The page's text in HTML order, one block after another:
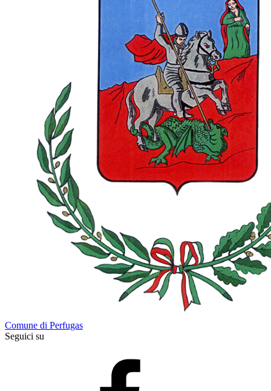
Comune di Perfugas
Seguici su